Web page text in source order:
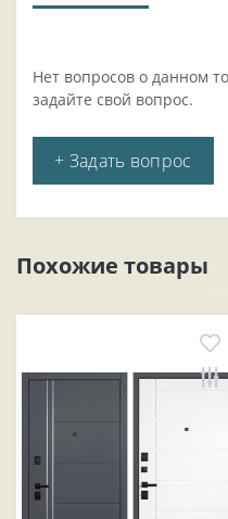
Нет вопросов о данном
задайте свой вопрос.
+ Задать вопрос
Похожие товары